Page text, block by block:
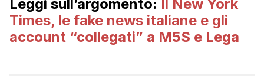
Leggi sull’argomento: Il New York
Times, le fake news italiane e gli
account “collegati” a M5S e Lega